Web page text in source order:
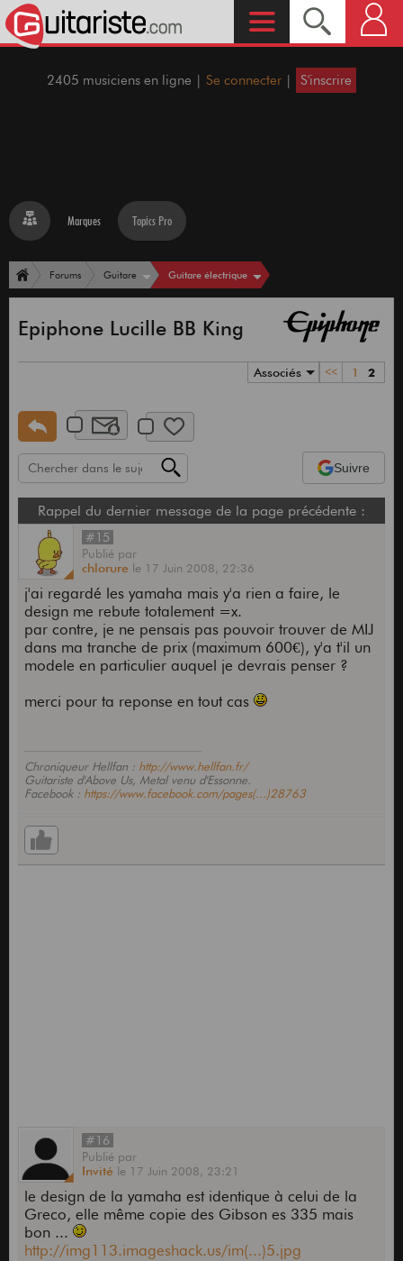
2405 musiciens en ligne | Se connecter | S'inscrire
Marques Topics Pro
Forums Guitare Guitare électrique
Epiphone Lucille BB King
Associés << 1 2
Suivre
Rappel du dernier message de la page précédente :
#15
Publié par
chlorure le 17 Juin 2008, 22:36
j'ai regardé les yamaha mais y'a rien a faire, le
design me rebute totalement =x.
par contre, je ne pensais pas pouvoir trouver de MIJ
dans ma tranche de prix (maximum 600€), y'a t'il un
modele en particulier auquel je devrais penser ?
merci pour ta reponse en tout cas
Chroniqueur Hellfan : http://www.hellfan.fr/
Guitariste d'Above Us, Metal venu d'Essonne.
Facebook : https://www.facebook.com/pages(...)28763
#16
Publié par
Invité le 17 Juin 2008, 23:21
le design de la yamaha est identique à celui de la
Greco, elle même copie des Gibson es 335 mais
bon ...
http://img113.imageshack.us/im(...)5.jpg